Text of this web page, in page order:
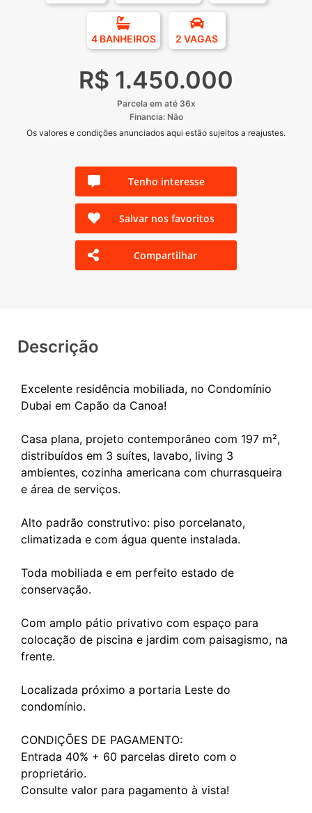
4 BANHEIROS 2 VAGAS
R$ 1.450.000
Parcela em até 36x
Financia: Não
Os valores e condições anunciados aqui estão sujeitos a reajustes.
Tenho interesse
Salvar nos favoritos
Compartilhar
Descrição
Excelente residência mobiliada, no Condomínio
Dubai em Capão da Canoa!
Casa plana, projeto contemporâneo com 197 m²,
distribuídos em 3 suítes, lavabo, living 3
ambientes, cozinha americana com churrasqueira
e área de serviços.
Alto padrão construtivo: piso porcelanato,
climatizada e com água quente instalada.
Toda mobiliada e em perfeito estado de
conservação.
Com amplo pátio privativo com espaço para
colocação de piscina e jardim com paisagismo, na
frente.
Localizada próximo a portaria Leste do
condomínio.
CONDIÇÕES DE PAGAMENTO:
Entrada 40% + 60 parcelas direto com o
proprietário.
Consulte valor para pagamento à vista!